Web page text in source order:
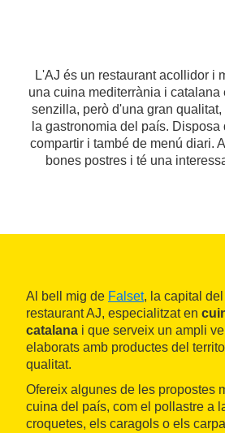
L'AJ és un restaurant acollidor i
una cuina mediterrània i catalana
senzilla, però d'una gran
la gastronomia del país. Disposa
compartir i també de menú diari.
bones postres i té una
Al bell mig de Falset, la capital del
restaurant AJ, especialitzat en
catalana i que serveix un ampli
elaborats amb productes del
qualitat.
Ofereix algunes de les propostes
cuina del país, com el pollastre a
croquetes, els caragols o els